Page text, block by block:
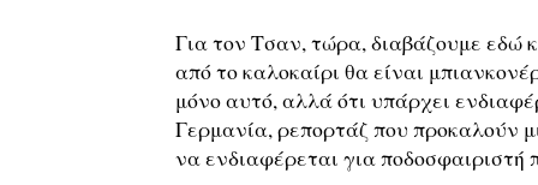
Για τον Τσαν, τώρα, διαβάζουμε εδώ
από το καλοκαίρι θα είναι
μόνο αυτό, αλλά ότι υπάρχει
Γερμανία, ρεπορτάζ που προκαλούν
να ενδιαφέρεται για ποδοσφαιριστή